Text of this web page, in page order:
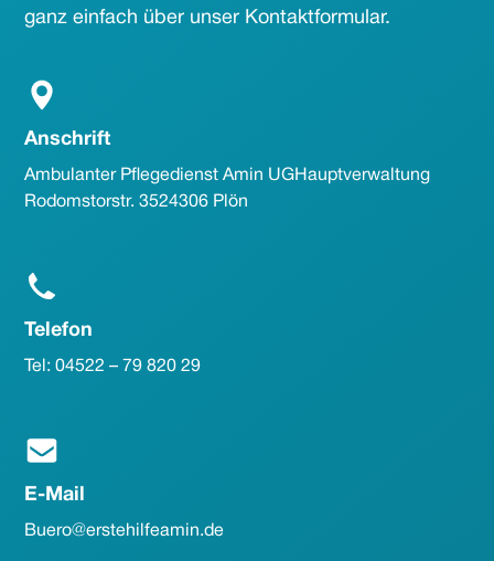
ganz einfach über unser Kontaktformular.
Anschrift
Ambulanter Pflegedienst Amin UG Hauptverwaltung
Rodomstorstr. 35 24306 Plön
Telefon
Tel: 04522 – 79 820 29
E-Mail
Buero@erstehilfeamin.de